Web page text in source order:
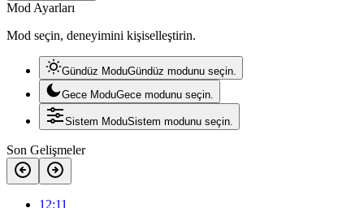
Mod Ayarları
Mod seçin, deneyimini kişiselleştirin.
Gündüz ModuGündüz modunu seçin.
Gece ModuGece modunu seçin.
Sistem ModuSistem modunu seçin.
Son Gelişmeler
12:11